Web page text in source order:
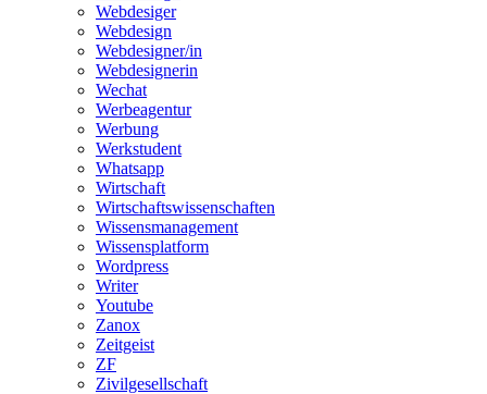
Webdesiger
Webdesign
Webdesigner/in
Webdesignerin
Wechat
Werbeagentur
Werbung
Werkstudent
Whatsapp
Wirtschaft
Wirtschaftswissenschaften
Wissensmanagement
Wissensplatform
Wordpress
Writer
Youtube
Zanox
Zeitgeist
ZF
Zivilgesellschaft